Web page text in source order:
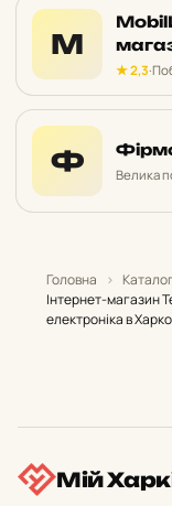
M
★ 2,3·
Ф Велика
Головна › Каталог
Інтернет-магазин
електроніка в
Мій